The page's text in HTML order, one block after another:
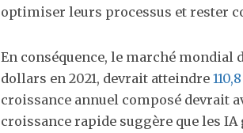
optimiser leurs processus et rester
En conséquence, le marché mondial
dollars en 2021, devrait atteindre
croissance annuel composé devrait
croissance rapide suggère que les